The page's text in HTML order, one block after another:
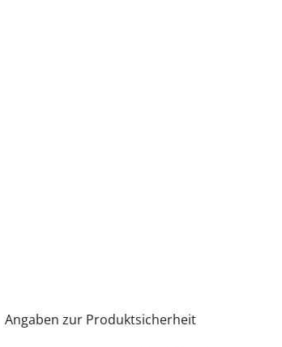
Angaben zur Produktsicherheit